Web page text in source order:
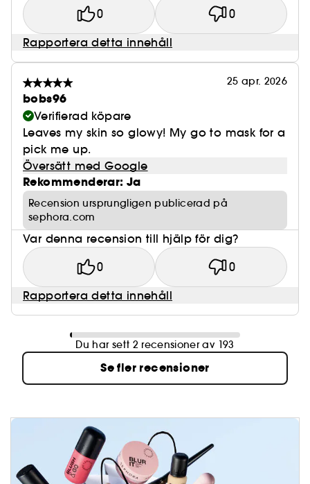
0 0
Rapportera detta innehåll
25 apr. 2026
bobs96
Verifierad köpare
Leaves my skin so glowy! My go to mask for a
pick me up.
Översätt med Google
Rekommenderar: Ja
Recension ursprungligen publicerad på
sephora.com
Var denna recension till hjälp för dig?
0 0
Rapportera detta innehåll
Du har sett 2 recensioner av 193
Se fler recensioner